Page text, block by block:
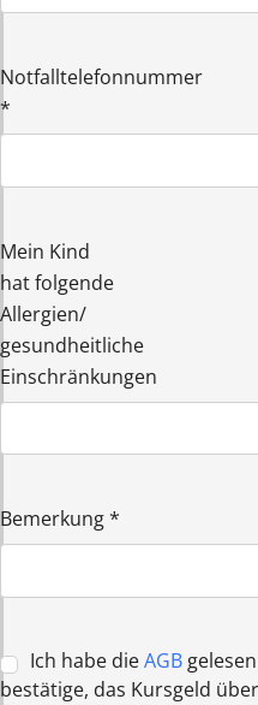
Notfalltelefonnummer
*
Mein Kind
hat folgende
Allergien/
gesundheitliche
Einschränkungen
Bemerkung*
Ich habe dieAGB
bestätige, das Kursgeld